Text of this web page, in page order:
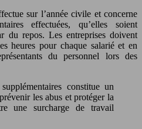
sur l’année civile et concerne
effectuées, qu’elles soient
du repos. Les entreprises doivent
heures pour chaque salarié et en
du personnel lors des
constitue un
les abus et protéger la
une surcharge de travail